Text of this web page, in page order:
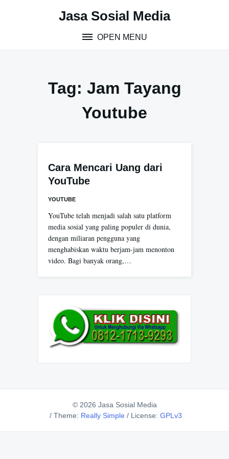
Jasa Sosial Media
OPEN MENU
Tag: Jam Tayang
Youtube
Cara Mencari Uang dari
YouTube
YOUTUBE
YouTube telah menjadi salah satu platform
media sosial yang paling populer di dunia,
dengan miliaran pengguna yang
menghabiskan waktu berjam-jam menonton
video. Bagi banyak orang,…
© 2026 Jasa Sosial Media
/ Theme: Really Simple / License: GPLv3